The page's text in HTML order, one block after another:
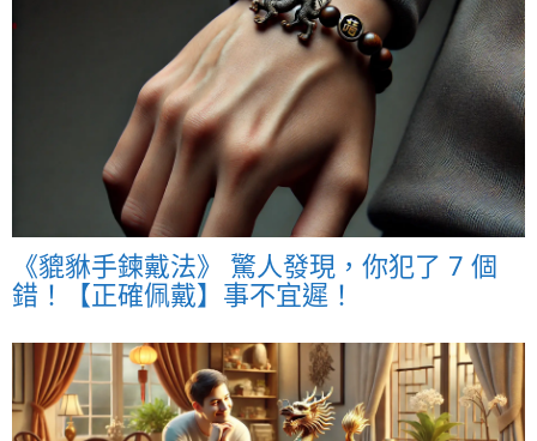
《貔貅手鍊戴法》 驚人發現，你犯了 7 個
錯！【正確佩戴】事不宜遲！